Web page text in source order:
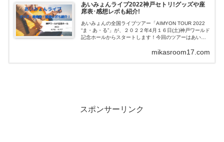
あいみょんライブ2022神戸セトリ!グッズや座
席表･感想レポも紹介!
あいみょんの全国ライブツアー「AIMYON TOUR 2022
“ま・あ・る”」が、２０２２年4月１６日(土)神戸ワールド
記念ホールからスタートします！今回のツアーはあいみ
mikasroom17.com
スポンサーリンク